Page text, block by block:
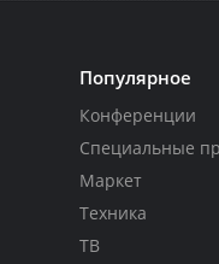
Популярное
Конференции
Специальные
Маркет
Техника
ТВ